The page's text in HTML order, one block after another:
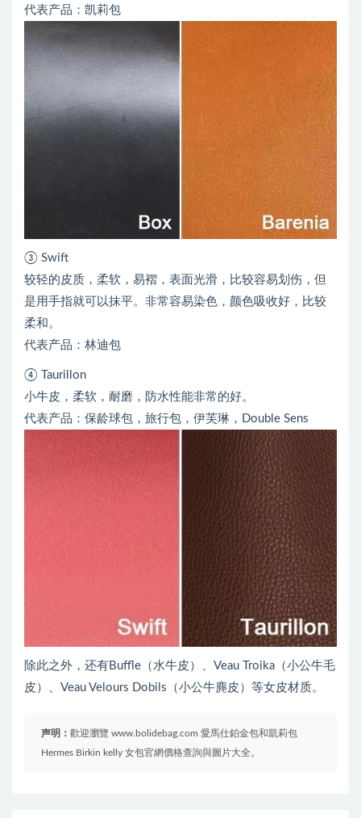
代表产品：凯莉包
③ Swift
较轻的皮质，柔软，易褶，表面光滑，比较容易划伤，但
是用手指就可以抹平。非常容易染色，颜色吸收好，比较
柔和。
代表产品：林迪包
④ Taurillon
小牛皮，柔软，耐磨，防水性能非常的好。
代表产品：保龄球包，旅行包，伊芙琳，Double Sens
除此之外，还有Buffle（水牛皮）、Veau Troika（小公牛毛
皮）、Veau Velours Dobils（小公牛麂皮）等女皮材质。
声明： 歡迎瀏覽 www.bolidebag.com 愛馬仕鉑金包和凱莉包
Hermes Birkin kelly 女包官網價格查詢與圖片大全。